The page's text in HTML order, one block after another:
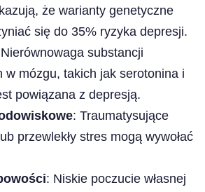
że warianty genetyczne
się do 35% ryzyka depresji.
substancji
w mózgu, takich jak serotonina i
powiązana z depresją.
: Traumatysujące
przewlekły stres mogą wywołać
: Niskie poczucie własnej